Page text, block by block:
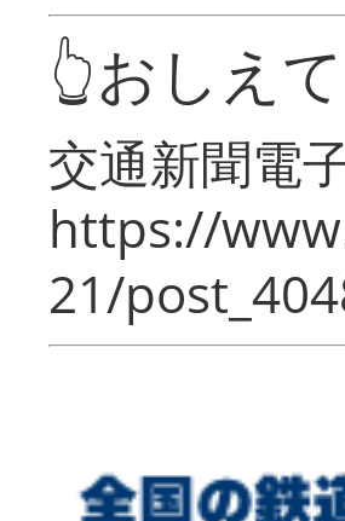
👆おしえ
交通新聞電
https://
21/